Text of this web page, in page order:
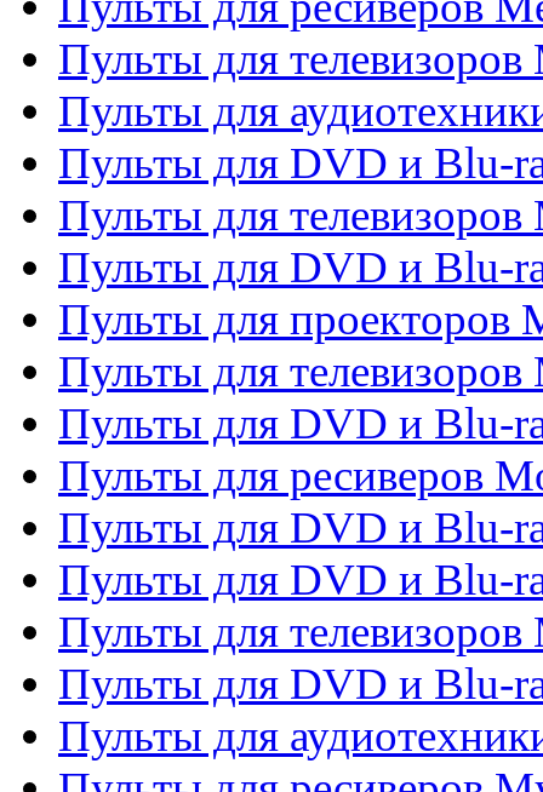
Пульты для телевизоров
Пульты для
Пульты для DVD и Blu-
Пульты для
Пульты для DVD и Blu-
Пульты для проекторов
Пульты для
Пульты для DVD и Blu-
Пульты для ресиверов
Пульты для DVD и Blu-
Пульты для DVD и Blu-
Пульты для телевизоров
Пульты для DVD и Blu-
Пульты для